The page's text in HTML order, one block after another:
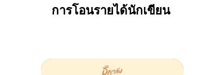
การโอนรายได้นักเขียน